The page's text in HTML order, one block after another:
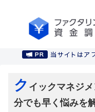
ク イックマネジ
分でも早く悩みを